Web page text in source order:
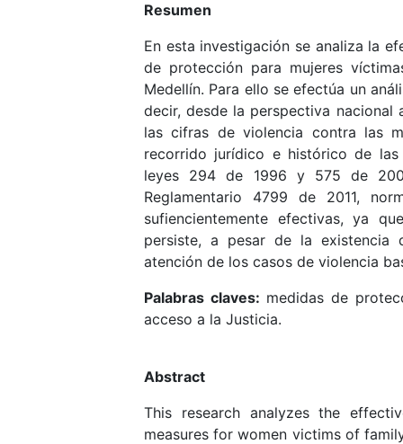
Resumen
En esta investigación se analiza la
de protección para mujeres
Medellín. Para ello se efectúa un
decir, desde la perspectiva
las cifras de violencia contra las
recorrido jurídico e histórico de
leyes 294 de 1996 y 575 de
Reglamentario 4799 de 2011,
sufiencientemente efectivas, ya
persiste, a pesar de la existencia
atención de los casos de violencia
Palabras claves: medidas de
acceso a la Justicia.
Abstract
This research analyzes the
measures for women victims of